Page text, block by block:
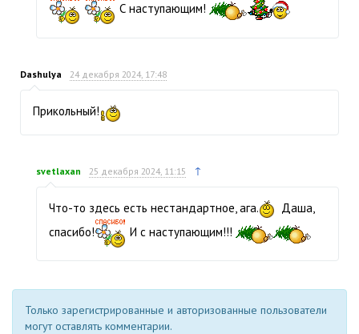
С наступающим!
Dashulya 24 декабря 2024, 17:48
Прикольный!
svetlaxan 25 декабря 2024, 11:15 ↑
Что-то здесь есть нестандартное, ага.
Даша,
спасибо!
И с наступающим!!!
Только зарегистрированные и авторизованные пользователи
могут оставлять комментарии.